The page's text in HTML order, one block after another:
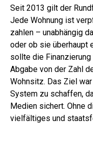
Seit 2013 gilt der
Jede Wohnung ist
zahlen – unabhängig
oder ob sie überhaupt
sollte die
Abgabe von der Zahl
Wohnsitz. Das Ziel
System zu schaffen,
Medien sichert. Ohne
vielfältiges und